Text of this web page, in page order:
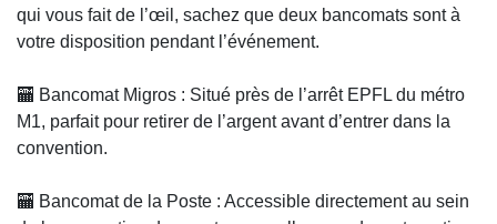
qui vous fait de l’œil, sachez que deux bancomats sont à
votre disposition pendant l’événement.
🏧 Bancomat Migros : Situé près de l’arrêt EPFL du métro
M1, parfait pour retirer de l’argent avant d’entrer dans la
convention.
🏧 Bancomat de la Poste : Accessible directement au sein